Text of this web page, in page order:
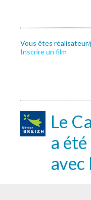
Vous êtes
Inscrire un film
Le
a
avec